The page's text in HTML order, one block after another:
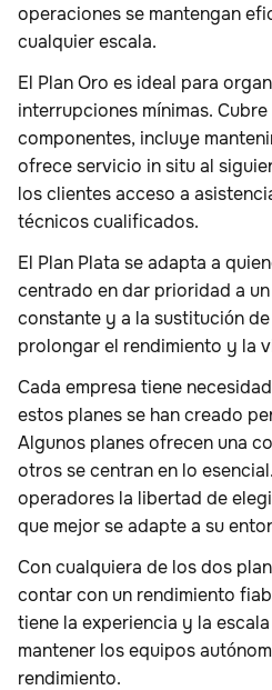
operaciones se mantengan
cualquier escala.
El Plan Oro es ideal para
interrupciones mínimas.
componentes, incluye
ofrece servicio in situ al
los clientes acceso a
técnicos cualificados.
El Plan Plata se adapta a
centrado en dar prioridad a
constante y a la sustitución
prolongar el rendimiento y la
Cada empresa tiene
estos planes se han creado
Algunos planes ofrecen una
otros se centran en lo
operadores la libertad de
que mejor se adapte a su
Con cualquiera de los dos
contar con un rendimiento
tiene la experiencia y la
mantener los equipos
rendimiento.